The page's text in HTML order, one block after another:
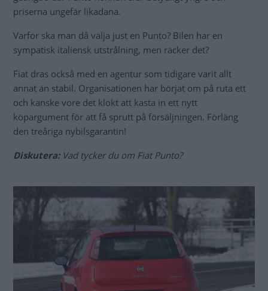
priserna ungefär likadana.
Varför ska man då välja just en Punto? Bilen har en
sympatisk italiensk utstrålning, men räcker det?
Fiat dras också med en agentur som tidigare varit allt
annat än stabil. Organisationen har börjat om på ruta ett
och kanske vore det klokt att kasta in ett nytt
köpargument för att få sprutt på försäljningen. Förläng
den treåriga nybilsgarantin!
Diskutera:Vad tycker du om Fiat Punto?